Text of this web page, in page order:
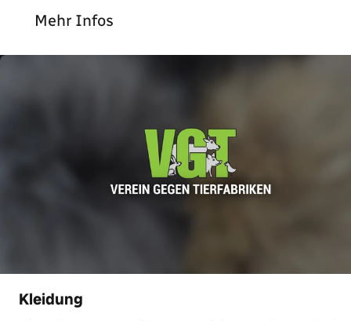
Mehr Infos
Kleidung